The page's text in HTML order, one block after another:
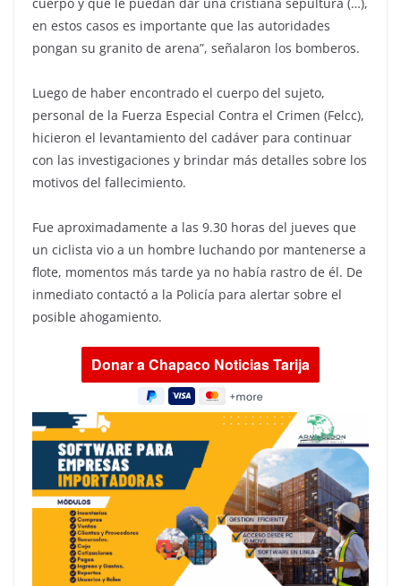
en estos casos es importante que las autoridades
pongan su granito de arena”, señalaron los bomberos.
Luego de haber encontrado el cuerpo del sujeto,
personal de la Fuerza Especial Contra el Crimen (Felcc),
hicieron el levantamiento del cadáver para continuar
con las investigaciones y brindar más detalles sobre los
motivos del fallecimiento.
Fue aproximadamente a las 9.30 horas del jueves que
un ciclista vio a un hombre luchando por mantenerse a
flote, momentos más tarde ya no había rastro de él. De
inmediato contactó a la Policía para alertar sobre el
posible ahogamiento.